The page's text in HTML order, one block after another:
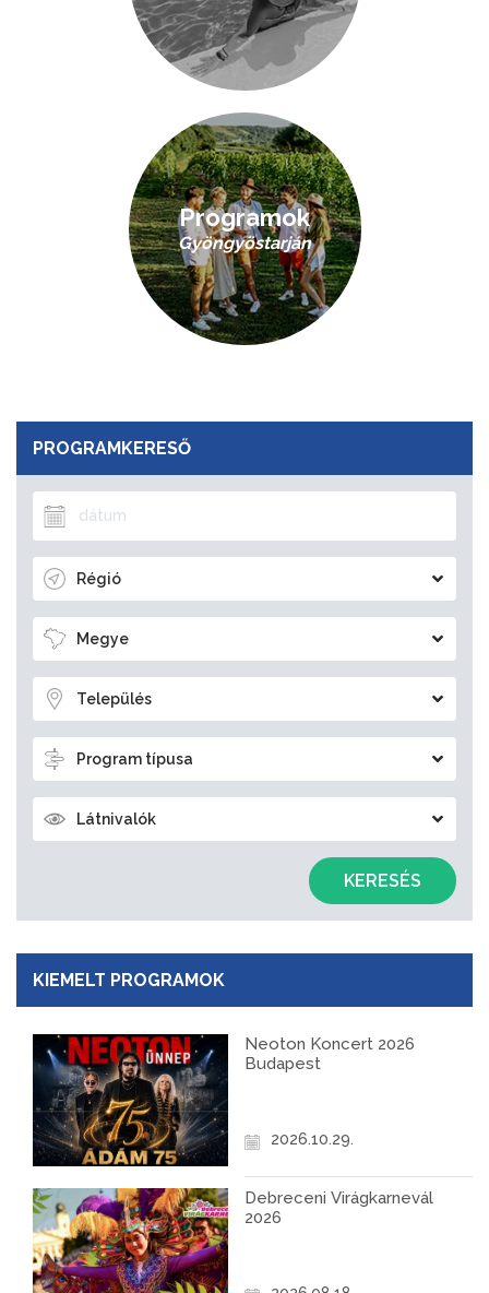
PROGRAMKERESŐ
Régió
Megye
Település
Program típusa
Látnivalók
KERESÉS
KIEMELT PROGRAMOK
Neoton Koncert 2026
Budapest
2026.10.29.
Debreceni Virágkarnevál
2026
Programok
Gyöngyöstarján